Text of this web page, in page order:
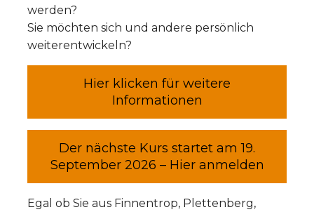
werden?
Sie möchten sich und andere persönlich
weiterentwickeln?
Hier klicken für weitere
Informationen
Der nächste Kurs startet am 19.
September 2026 – Hier anmelden
Egal ob Sie aus Finnentrop, Plettenberg,